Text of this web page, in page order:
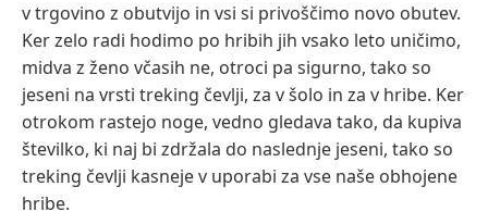
v trgovino z obutvijo in vsi si privoščimo novo obutev.
Ker zelo radi hodimo po hribih jih vsako leto uničimo,
midva z ženo včasih ne, otroci pa sigurno, tako so
jeseni na vrsti treking čevlji, za v šolo in za v hribe. Ker
otrokom rastejo noge, vedno gledava tako, da kupiva
številko, ki naj bi zdržala do naslednje jeseni, tako so
treking čevlji kasneje v uporabi za vse naše obhojene
hribe.